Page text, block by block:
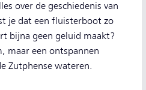
over de geschiedenis van
je dat een fluisterboot zo
bijna geen geluid maakt?
maar een ontspannen
Zutphense wateren.